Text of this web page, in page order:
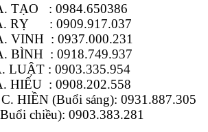
TẠO : 0984.650386
RỴ : 0909.917.037
VINH : 0937.000.231
BÌNH : 0918.749.937
LUẬT : 0903.335.954
HIẾU : 0908.202.558
HIỀN (Buổi sáng): 0931.887.305
chiều): 0903.383.281